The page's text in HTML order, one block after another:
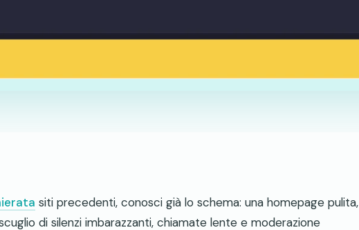
siti precedenti, conosci già lo schema: una homepage pulita,
di silenzi imbarazzanti, chiamate lente e moderazione